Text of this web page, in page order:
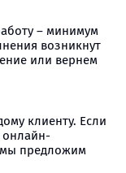
– минимум
возникнут
или вернем
клиенту. Если
онлайн-
мы предложим